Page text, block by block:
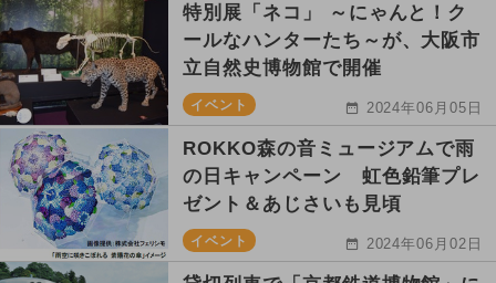
特別展「ネコ」 ～にゃんと！ク
ールなハンターたち～が、大阪市
立自然史博物館で開催
イベント 2024年06月05日
ROKKO森の音ミュージアムで雨
の日キャンペーン 虹色鉛筆プレ
ゼント＆あじさいも見頃
イベント 2024年06月02日